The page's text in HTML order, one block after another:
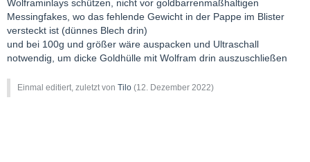
Wolframinlays schützen, nicht vor goldbarrenmaßhaltigen
Messingfakes, wo das fehlende Gewicht in der Pappe im Blister
versteckt ist (dünnes Blech drin)
und bei 100g und größer wäre auspacken und Ultraschall
notwendig, um dicke Goldhülle mit Wolfram drin auszuschließen
Einmal editiert, zuletzt von Tilo (12. Dezember 2022)